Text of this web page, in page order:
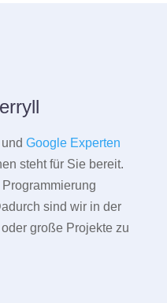
Google Experten
steht für Sie bereit.
sind wir in der
große Projekte zu